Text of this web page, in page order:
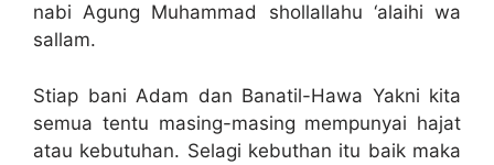
nabi Agung Muhammad shollallahu ‘alaihi wa
sallam.
Stiap bani Adam dan Banatil-Hawa Yakni kita
semua tentu masing-masing mempunyai hajat
atau kebutuhan. Selagi kebuthan itu baik maka